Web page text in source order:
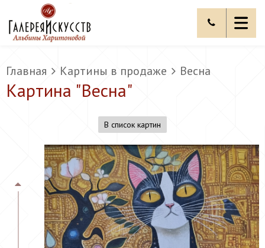
Главная Картины в продаже Весна
Картина "Весна"
В список картин